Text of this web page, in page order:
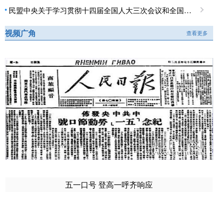
民盟中央关于学习贯彻十四届全国人大三次会议和全国政协十四届三次会议精神的决定
视频广角 查看更多
五一口号 登高一呼齐响应